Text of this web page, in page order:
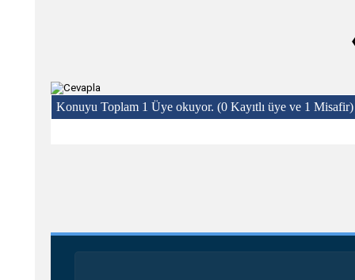
Konuyu Toplam 1 Üye okuyor. (0 Kayıtlı üye ve 1 Misafir)